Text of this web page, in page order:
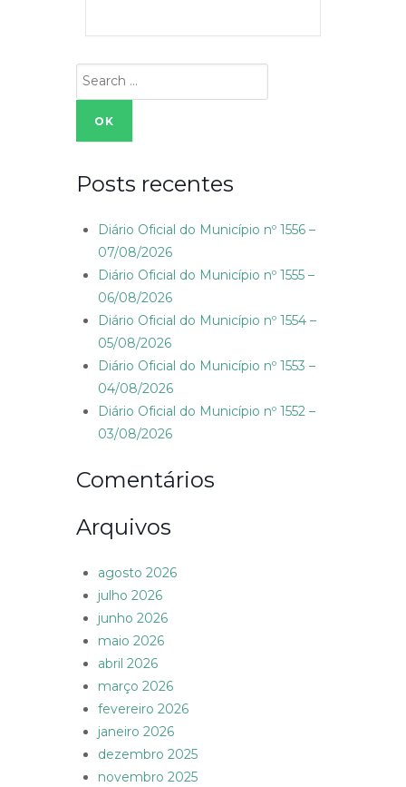
Search
for:
Posts recentes
Diário Oficial do Município nº 1556 –
07/08/2026
Diário Oficial do Município nº 1555 –
06/08/2026
Diário Oficial do Município nº 1554 –
05/08/2026
Diário Oficial do Município nº 1553 –
04/08/2026
Diário Oficial do Município nº 1552 –
03/08/2026
Comentários
Arquivos
agosto 2026
julho 2026
junho 2026
maio 2026
abril 2026
março 2026
fevereiro 2026
janeiro 2026
dezembro 2025
novembro 2025